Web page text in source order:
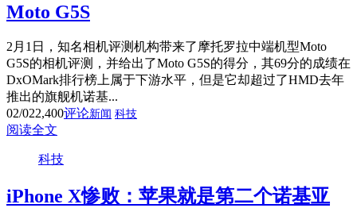
Moto G5S
2月1日，知名相机评测机构带来了摩托罗拉中端机型Moto
G5S的相机评测，并给出了Moto G5S的得分，其69分的成绩在
DxOMark排行榜上属于下游水平，但是它却超过了HMD去年
推出的旗舰机诺基...
02/022,400评论新闻 科技
阅读全文
科技
iPhone X惨败：苹果就是第二个诺基亚